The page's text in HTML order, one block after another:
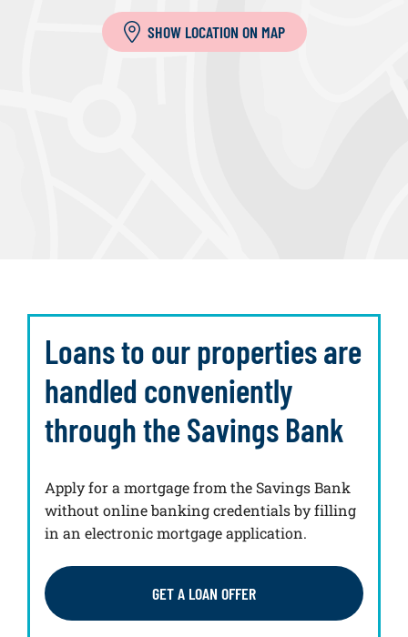
SHOW LOCATION ON MAP
Loans to our properties are
handled conveniently
through the Savings Bank
Apply for a mortgage from the Savings Bank
without online banking credentials by filling
in an electronic mortgage application.
GET A LOAN OFFER